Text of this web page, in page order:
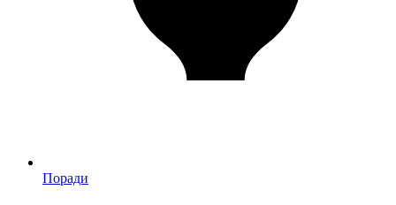
Поради